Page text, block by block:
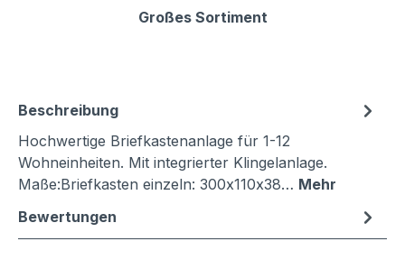
Großes Sortiment
Beschreibung
Hochwertige Briefkastenanlage für 1-12
Wohneinheiten. Mit integrierter Klingelanlage.
Maße:Briefkasten einzeln: 300x110x38… Mehr
Bewertungen